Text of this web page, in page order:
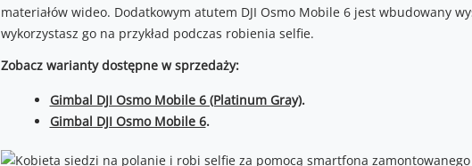
materiałów wideo. Dodatkowym atutem DJI Osmo Mobile 6 jest wbudowany
wykorzystasz go na przykład podczas robienia selfie.
Zobacz warianty dostępne w sprzedaży:
Gimbal DJI Osmo Mobile 6 (Platinum Gray).
Gimbal DJI Osmo Mobile 6.